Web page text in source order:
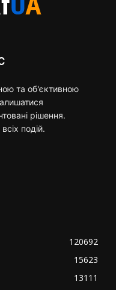
та об'єктивною
рішення.
подій.
120692
15623
13111